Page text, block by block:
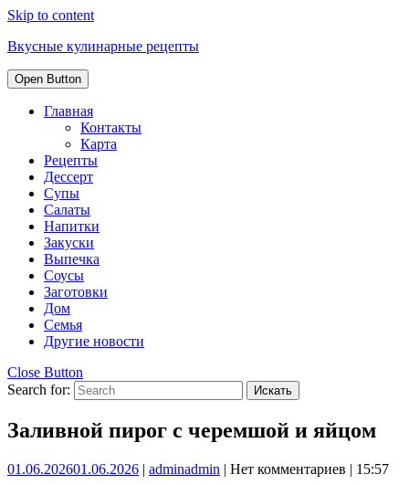
Skip to content
Вкусные кулинарные рецепты
Open Button
Главная
Контакты
Карта
Рецепты
Дессерт
Супы
Салаты
Напитки
Закуски
Выпечка
Соусы
Заготовки
Дом
Семья
Другие новости
Close Button
Search for:
Заливной пирог с черемшой и яйцом
01.06.202601.06.2026 | adminadmin | Нет комментариев | 15:57